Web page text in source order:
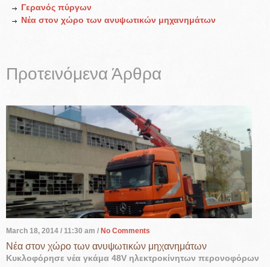
Γερανός πύργων
Νέα στον χώρο των ανυψωτικών μηχανημάτων
Προτεινόμενα Άρθρα
March 18, 2014 / 11:30 am / No Comments
Νέα στον χώρο των ανυψωτικών μηχανημάτων
Κυκλοφόρησε νέα γκάμα 48V ηλεκτροκίνητων περονοφόρων